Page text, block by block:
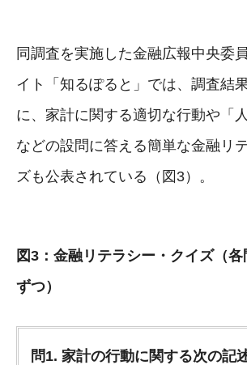
同調査を実施した金融広報中央委
イト「知るぽると」では、調査結
に、家計に関する適切な行動や「
などの設問に答える簡単な金融リ
ズも公表されている（図3）。
図3：金融リテラシー・クイズ（
ずつ）
問1. 家計の行動に関する次の記